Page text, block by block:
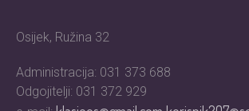
Osijek, Ružina 32
Administracija: 031 373 688
Odgojitelji: 031 372 929